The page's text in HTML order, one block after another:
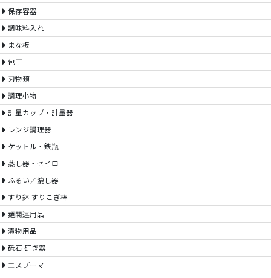
保存容器
調味料入れ
まな板
包丁
刃物類
調理小物
計量カップ・計量器
レンジ調理器
ケットル・鉄瓶
蒸し器・セイロ
ふるい／漉し器
すり鉢 すりこぎ棒
麺関連用品
漬物用品
砥石 研ぎ器
エスプーマ